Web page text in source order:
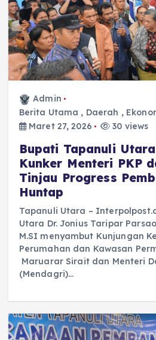
Admin
Berita Utama , Daerah ,
Maret 27, 2026
30 views
Bupati Tapanuli
Kunker Menteri PKP
Tinjau Progress
Huntap
Tapanuli Utara –
Utara Dr. Jonius Taripar
M.SI menyambut Kunjungan
Perumahan dan Kawasan
Maruarar Sirait dan Menteri
(Mendagri)…